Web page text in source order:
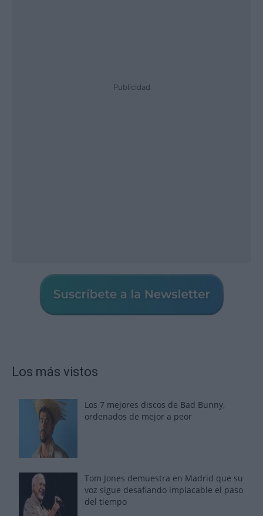
Publicidad
Los más vistos
Los 7 mejores discos de Bad Bunny,
ordenados de mejor a peor
Tom Jones demuestra en Madrid que su
voz sigue desafiando implacable el paso
del tiempo